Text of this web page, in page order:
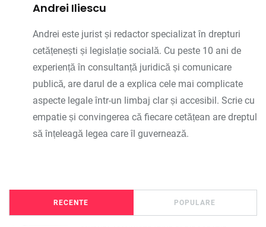
Andrei Iliescu
Andrei este jurist și redactor specializat în drepturi
cetățenești și legislație socială. Cu peste 10 ani de
experiență în consultanță juridică și comunicare
publică, are darul de a explica cele mai complicate
aspecte legale într-un limbaj clar și accesibil. Scrie cu
empatie și convingerea că fiecare cetățean are dreptul
să înțeleagă legea care îl guvernează.
RECENTE POPULARE